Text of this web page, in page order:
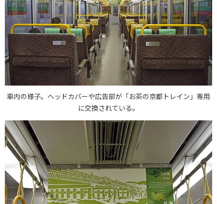
車内の様子。ヘッドカバーや広告部が「お茶の京都トレイン」専用
に交換されている。